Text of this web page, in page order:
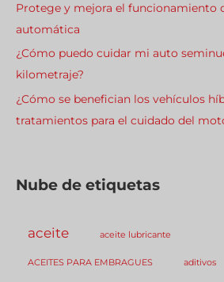
Protege y mejora el funcionamiento
automática
¿Cómo puedo cuidar mi auto
kilometraje?
¿Cómo se benefician los vehículos
tratamientos para el cuidado del
Nube de etiquetas
aceite aceite lubricante
ACEITES PARA EMBRAGUES aditivos